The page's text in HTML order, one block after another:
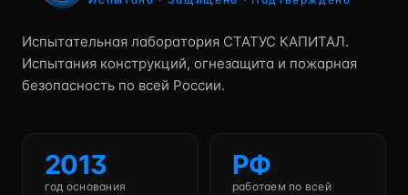
Испытательная лаборатория СТАТУС КАПИТАЛ.
Испытания конструкций, огнезащита и пожарная
безопасность по всей России.
2013
год основания
РФ
работаем по всей